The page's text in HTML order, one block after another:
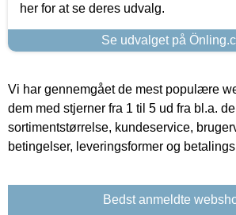
her for at se deres udvalg.
Se udvalget på
Vi har gennemgået de mest populære
dem med stjerner fra 1 til 5 ud fra bl.a.
sortimentstørrelse, kundeservice,
betingelser, leveringsformer og
Bedst anmeldte